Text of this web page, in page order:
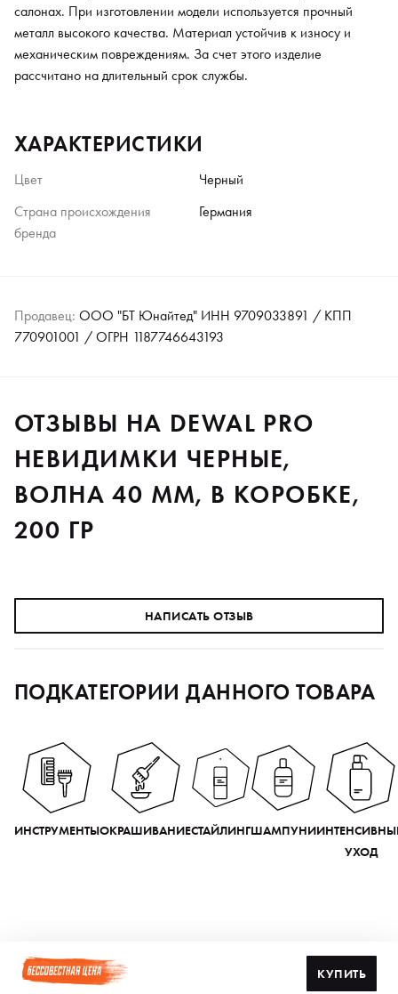
салонах. При изготовлении модели используется прочный
металл высокого качества. Материал устойчив к износу и
механическим повреждениям. За счет этого изделие
рассчитано на длительный срок службы.
ХАРАКТЕРИСТИКИ
Цвет
Черный
Страна происхождения
бренда
Германия
Продавец: ООО "БТ Юнайтед" ИНН 9709033891 / КПП
770901001 / ОГРН 1187746643193
ОТЗЫВЫ НА DEWAL PRO
НЕВИДИМКИ ЧЕРНЫЕ,
ВОЛНА 40 ММ, В КОРОБКЕ,
200 ГР
НАПИСАТЬ ОТЗЫВ
ПОДКАТЕГОРИИ ДАННОГО ТОВАРА
ИНСТРУМЕНТЫОКРАШИВАНИЕСТАЙЛИНГШАМПУНИ
УХОД
КУПИТЬ